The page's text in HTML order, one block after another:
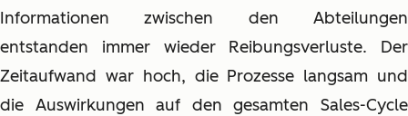
Informationen zwischen den Abteilungen
entstanden immer wieder Reibungsverluste. Der
Zeitaufwand war hoch, die Prozesse langsam und
die Auswirkungen auf den gesamten Sales-Cycle